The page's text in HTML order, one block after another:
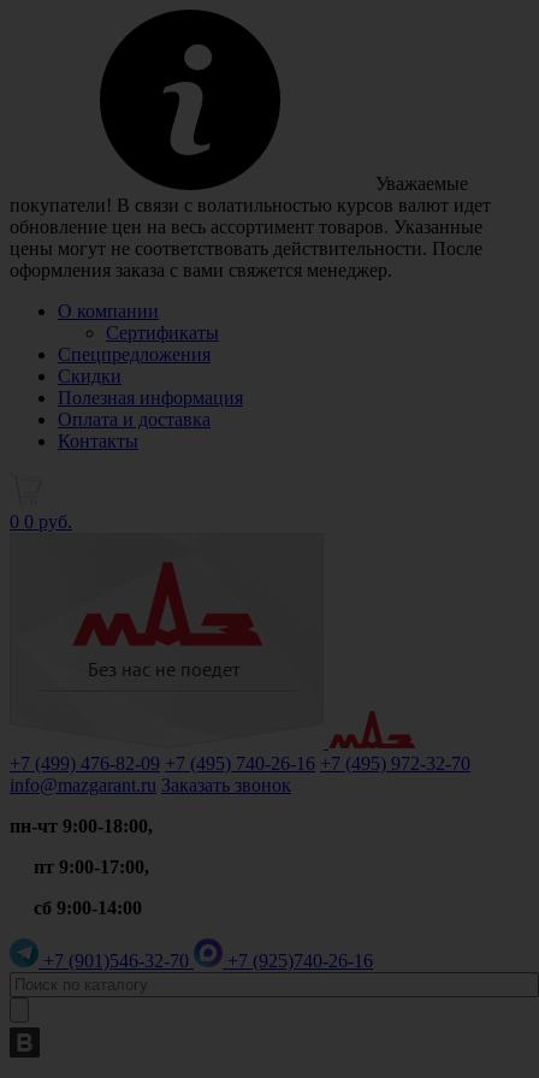
Уважаемые
покупатели! В связи с волатильностью курсов валют идет
обновление цен на весь ассортимент товаров. Указанные
цены могут не соответствовать действительности. После
оформления заказа с вами свяжется менеджер.
О компании
Сертификаты
Спецпредложения
Скидки
Полезная информация
Оплата и доставка
Контакты
0 0 руб.
+7 (499) 476-82-09 +7 (495) 740-26-16 +7 (495) 972-32-70
info@mazgarant.ru Заказать звонок
пн-чт 9:00-18:00,
пт 9:00-17:00,
сб 9:00-14:00
+7 (901)546-32-70 +7 (925)740-26-16